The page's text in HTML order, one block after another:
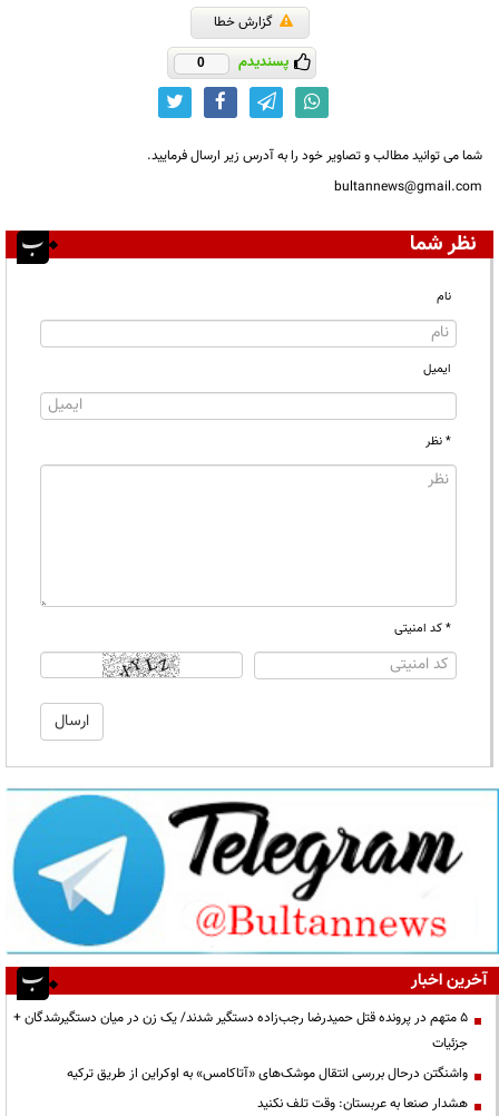
گزارش خطا
پسندیدم 0
شما می توانید مطالب و تصاویر خود را به آدرس زیر ارسال فرمایید.
bultannews@gmail.com
نظر شما
نام
ایمیل
* نظر
* کد امنیتی
آخرین اخبار
۵ متهم در پرونده قتل حمیدرضا رجب‌زاده دستگیر شدند/ یک زن در میان دستگیرشدگان +
جزئیات
واشنگتن درحال بررسی انتقال موشک‌های «آتاکامس» به اوکراین از طریق ترکیه
هشدار صنعا به عربستان: وقت تلف نکنید